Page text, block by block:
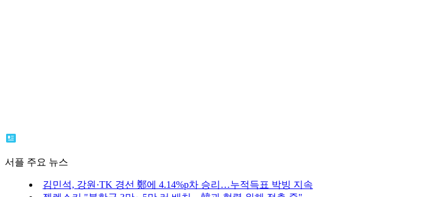
서플 주요 뉴스
김민석, 강원·TK 경선 鄭에 4.14%p차 승리…누적득표 박빙 지속